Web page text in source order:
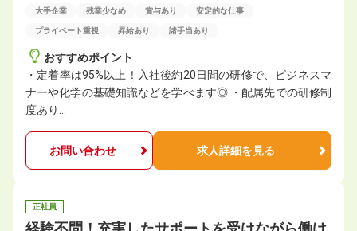
大手企業 残業少なめ 賞与あり 安定的な仕事
プライベート重視 昇給あり 諸手当あり
おすすめポイント
・定着率は95%以上！入社後約20日間の研修で、ビジネスマ
ナーや化学の基礎知識などを学べます◎ ・配属先での研修制
度あり…
お問い合わせ 求人詳細を見る
正社員